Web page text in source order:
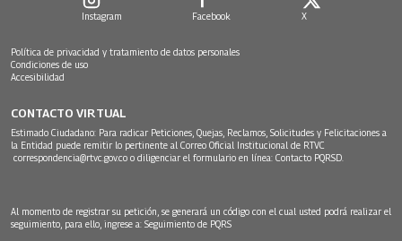
Instagram Facebook X
Política de privacidad y tratamiento de datos personales
Condiciones de uso
Accesibilidad
CONTACTO VIRTUAL
Estimado Ciudadano: Para radicar Peticiones, Quejas, Reclamos, Solicitudes y Felicitaciones a
la Entidad puede remitir lo pertinente al Correo Oficial Institucional de RTVC
correspondencia@rtvc.gov.co o diligenciar el formulario en línea: Contacto PQRSD.
Al momento de registrar su petición, se generará un código con el cual usted podrá realizar el
seguimiento, para ello, ingrese a: Seguimiento de PQRS